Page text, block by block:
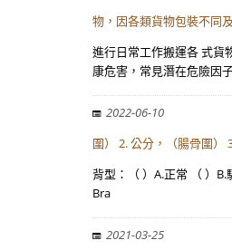
物，因各類貨物包裝不同
進行日常工作搬運各 式貨
康危害，常見潛在危險因
2022-06-10
圍） 2. 公分，（腸骨圍）
背型：（ ）A.正常 （ ）
Bra
2021-03-25